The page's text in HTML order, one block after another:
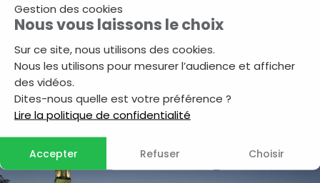
Gestion des cookies
Nous vous laissons le choix
Sur ce site, nous utilisons des cookies.
Nous les utilisons pour mesurer l’audience et afficher
des vidéos.
Dites-nous quelle est votre préférence ?
Lire la politique de confidentialité
Accepter Refuser Choisir